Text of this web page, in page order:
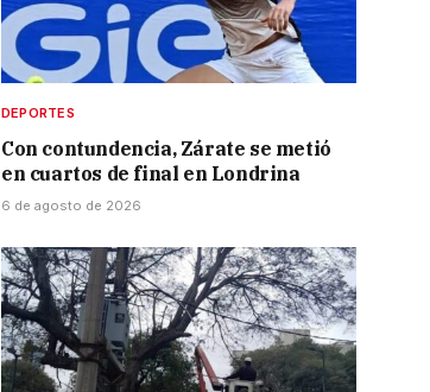
DEPORTES
Con contundencia, Zárate se metió
en cuartos de final en Londrina
6 de agosto de 2026